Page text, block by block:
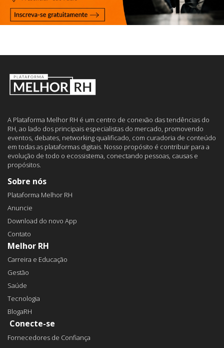
A Plataforma Melhor RH é um centro de conexão das tendências do
RH, ao lado dos principais especialistas do mercado, promovendo
eventos, debates, networking qualificado, com curadoria de conteúdo
em todas as plataformas digitais. Nosso propósito é contribuir para a
evolução de todo o ecossistema, conectando pessoas, causas e
propósitos.
Sobre nós
Plataforma Melhor RH
Anuncie
Download do novo App
Contato
Melhor RH
Carreira e Educação
Gestão
Saúde
Tecnologia
BlogaRH
Conecte-se
Fornecedores de Confiança